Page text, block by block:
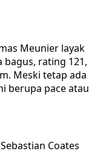
Meunier layak
rating 121,
Meski tetap ada
berupa pace atau
Coates